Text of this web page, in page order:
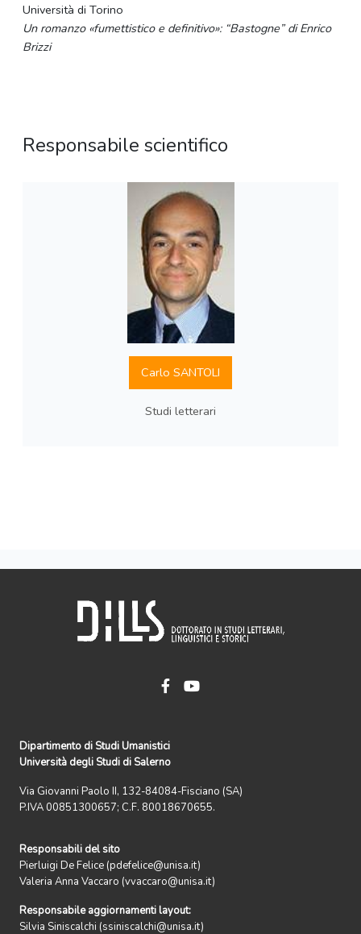
Università di Torino
Un romanzo «fumettistico e definitivo»: “Bastogne” di Enrico
Brizzi
Responsabile scientifico
Carlo SANTOLI
Studi letterari
Dipartimento di Studi Umanistici
Università degli Studi di Salerno
Via Giovanni Paolo II, 132-84084-Fisciano (SA)
P.IVA 00851300657; C.F. 80018670655.
Responsabili del sito
Pierluigi De Felice (pdefelice@unisa.it)
Valeria Anna Vaccaro (vvaccaro@unisa.it)
Responsabile aggiornamenti layout:
Silvia Siniscalchi (ssiniscalchi@unisa.it)